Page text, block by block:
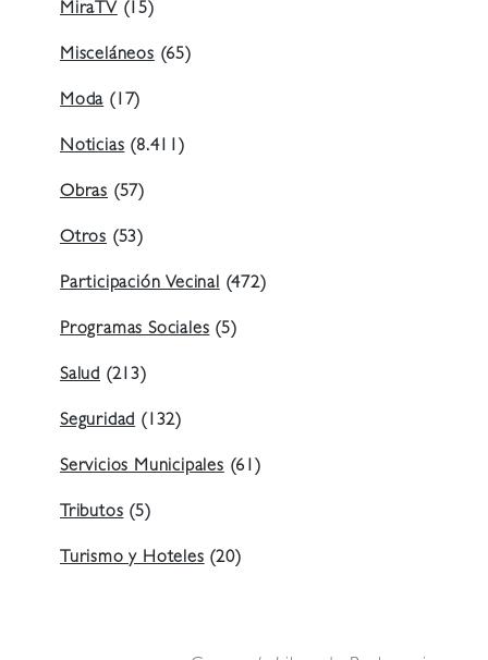
MiraTV(15)
Misceláneos(65)
Moda(17)
Noticias(8.411)
Obras (57)
Otros (53)
Participación Vecinal(472)
Programas Sociales(5)
Salud (213)
Seguridad(132)
Servicios Municipales(61)
Tributos(5)
Turismo y Hoteles(20)